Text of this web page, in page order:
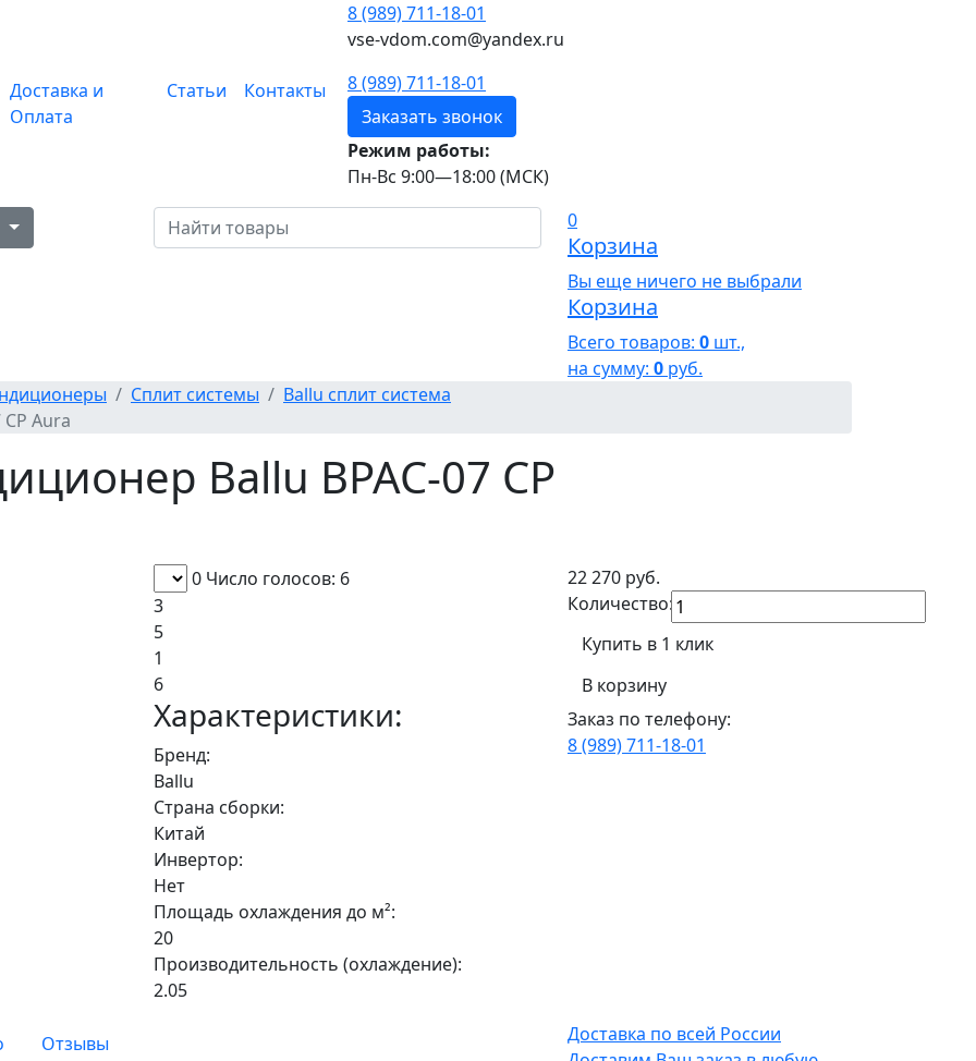
Доставка и
Оплата
Статьи Контакты
8 (989) 711-18-01
vse-vdom.com@yandex.ru
8 (989) 711-18-01
Заказать звонок
Режим работы:
Пн-Вс 9:00—18:00 (МСК)
0
Корзина
Вы еще ничего не выбрали
Корзина
Всего товаров: 0 шт.,
на сумму: 0 руб.
Сплит системы
Ballu сплит система
Aura
Ballu BPAC-07 CP
0 Число голосов: 6
3
5
1
6
Характеристики:
Бренд:
Ballu
Страна сборки:
Китай
Инвертор:
Нет
Площадь охлаждения до м²:
20
Производительность (охлаждение):
2.05
22 270 руб.
Количество:
Купить в 1 клик
В корзину
Заказ по телефону:
8 (989) 711-18-01
Отзывы
Доставка по всей России